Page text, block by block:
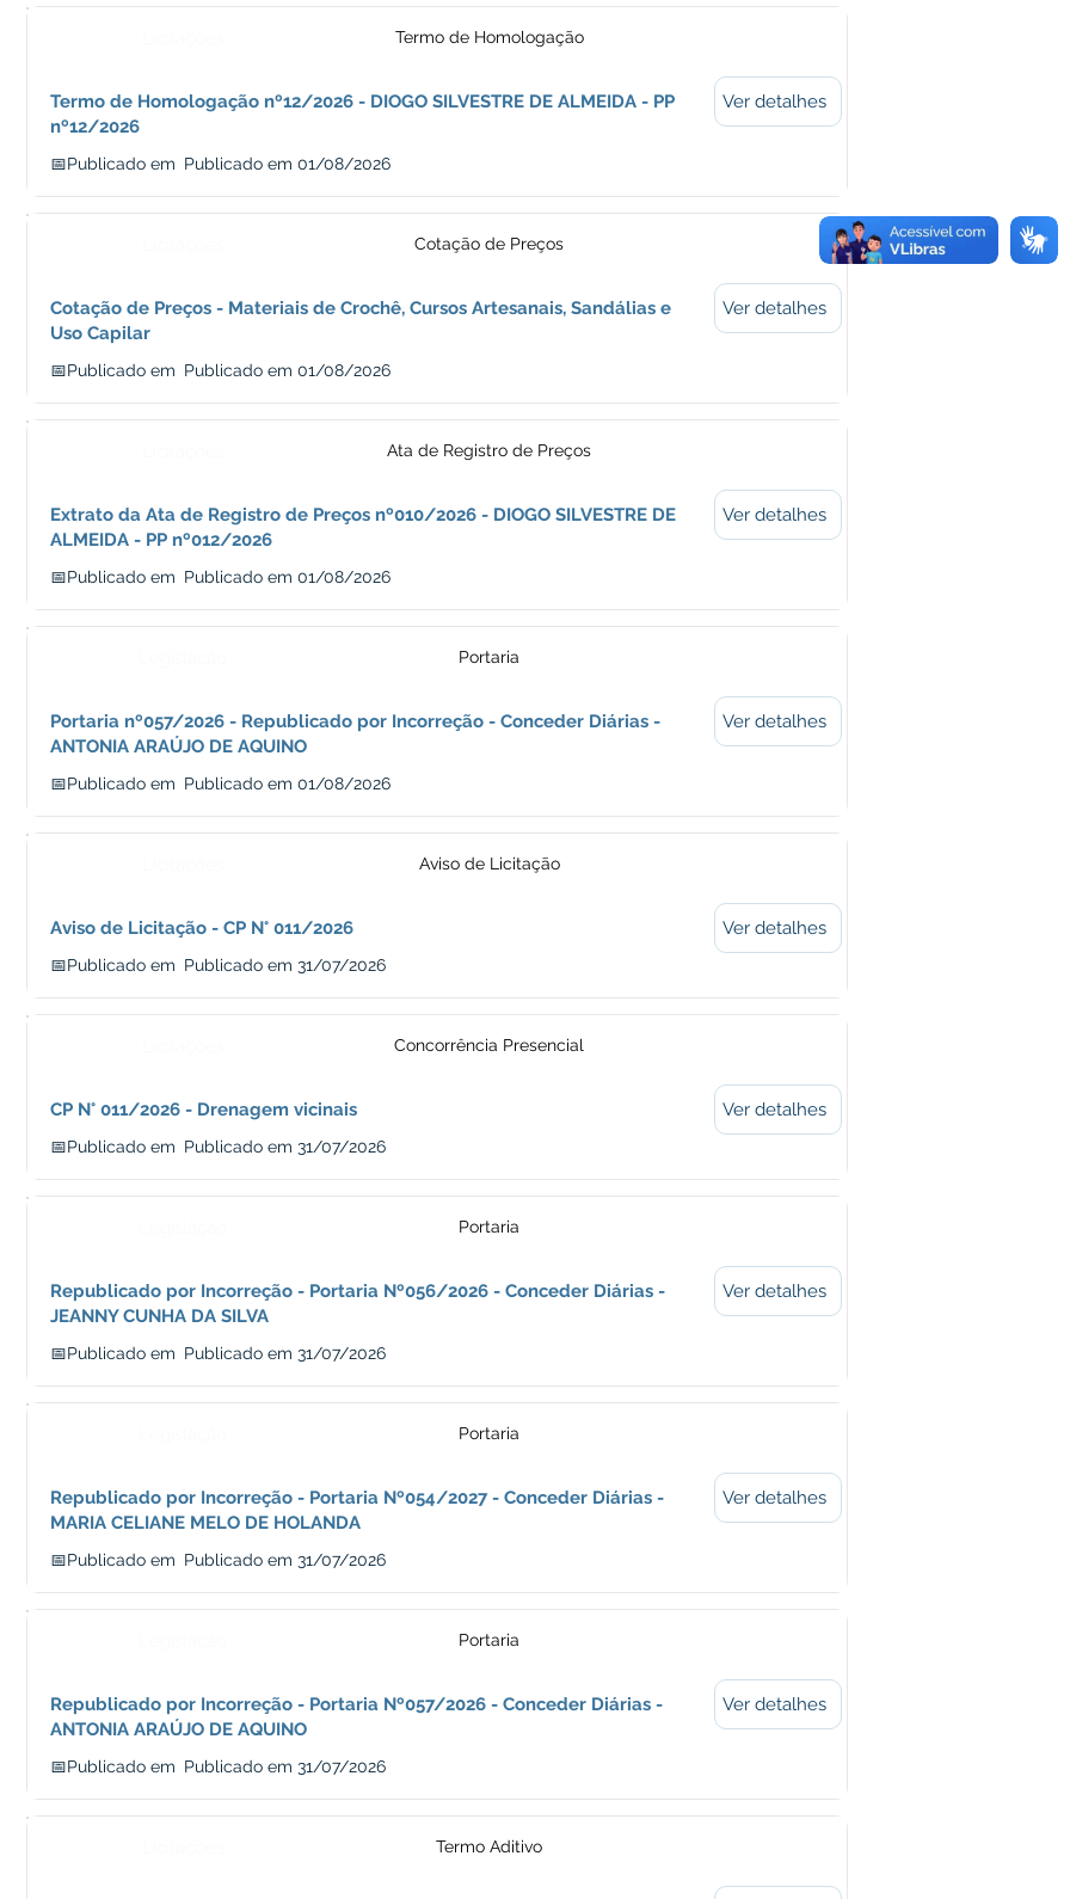
Termo de Homologação
Termo de Homologação nº12/2026 - DIOGO SILVESTRE DE ALMEIDA - PP
nº12/2026
📅Publicado em Publicado em 01/08/2026
Ver detalhes
Cotação de Preços
Cotação de Preços - Materiais de Crochê, Cursos Artesanais, Sandálias e
Uso Capilar
📅Publicado em Publicado em 01/08/2026
Ver detalhes
Ata de Registro de Preços
Extrato da Ata de Registro de Preços nº010/2026 - DIOGO SILVESTRE DE
ALMEIDA - PP nº012/2026
📅Publicado em Publicado em 01/08/2026
Ver detalhes
Portaria
Portaria nº057/2026 - Republicado por Incorreção - Conceder Diárias -
ANTONIA ARAÚJO DE AQUINO
📅Publicado em Publicado em 01/08/2026
Ver detalhes
Aviso de Licitação
Aviso de Licitação - CP N° 011/2026
📅Publicado em Publicado em 31/07/2026
Ver detalhes
Concorrência Presencial
CP N° 011/2026 - Drenagem vicinais
📅Publicado em Publicado em 31/07/2026
Ver detalhes
Portaria
Republicado por Incorreção - Portaria Nº056/2026 - Conceder Diárias -
JEANNY CUNHA DA SILVA
📅Publicado em Publicado em 31/07/2026
Ver detalhes
Portaria
Republicado por Incorreção - Portaria Nº054/2027 - Conceder Diárias -
MARIA CELIANE MELO DE HOLANDA
📅Publicado em Publicado em 31/07/2026
Ver detalhes
Portaria
Republicado por Incorreção - Portaria Nº057/2026 - Conceder Diárias -
ANTONIA ARAÚJO DE AQUINO
📅Publicado em Publicado em 31/07/2026
Ver detalhes
Termo Aditivo